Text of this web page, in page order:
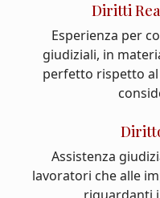
Diritti
Esperienza per
giudiziali, in
perfetto rispetto
Assistenza
lavoratori che alle